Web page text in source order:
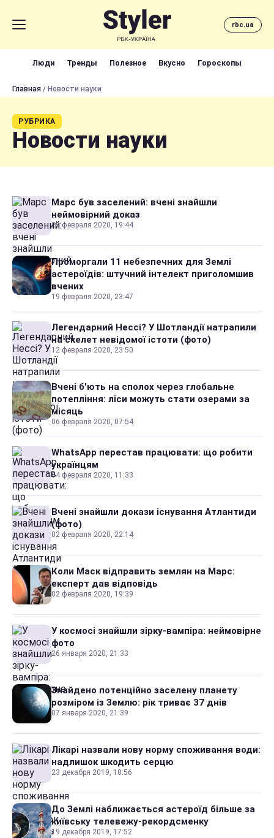
rbc.ua
Люди Тренды Полезное Вкусно Гороскопы
Главная / Новости науки
РУБРИКА
Новости науки
Марс був заселений: вчені знайшли
неймовірний доказ
25 февраля 2020, 19:44
Проморгали 11 небезпечних для Землі
астероїдів: штучний інтелект приголомшив
вчених
19 февраля 2020, 23:47
Легендарний Нессі? У Шотландії натрапили
на скелет невідомої істоти (фото)
12 февраля 2020, 23:50
Вчені б'ють на сполох через глобальне
потепління: ліси можуть стати озерами за
місяць
06 февраля 2020, 07:54
WhatsApp перестав працювати: що робити
українцям
04 февраля 2020, 11:33
Вчені знайшли докази існування Атлантиди
(фото)
02 февраля 2020, 22:14
Коли Маск відправить землян на Марс:
експерт дав відповідь
02 февраля 2020, 19:39
У космосі знайшли зірку-вампіра: неймовірне
фото
26 января 2020, 21:33
Знайдено потенційно заселену планету
розміром із Землю: рік триває 37 днів
07 января 2020, 21:39
Лікарі назвали нову норму споживання води:
надлишок шкодить серцю
23 декабря 2019, 18:56
До Землі наближається астероїд більше за
київську телевежу-рекордсменку
19 декабря 2019, 17:52